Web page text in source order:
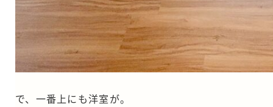
で、一番上にも洋室が。